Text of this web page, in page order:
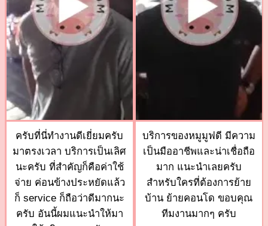
ครับที่นี่ทำงานดีเยี่ยมครับ
มาตรงเวลา บริการเป็นเลิศ
นะครับ ที่สำคัญก็คือค่าใช้
จ่าย ค่อนข้างประหยัดแล้ว
ก็ service ก็ถือว่าดีมากนะ
ครับ อันนี้ผมแนะนำให้มา
บริการของหมูมูฟดี มีความ
เป็นมืออาชีพและน่าเชื่อถือ
มาก แนะนำเลยครับ
สำหรับใครที่ต้องการย้าย
บ้าน ย้ายคอนโด ขอบคุณ
ทีมงานมากๆ ครับ